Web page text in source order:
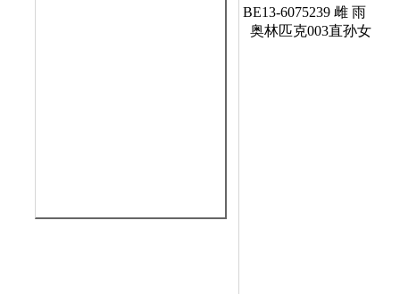
BE13-6075239 雌 雨
  奥林匹克003直孙女